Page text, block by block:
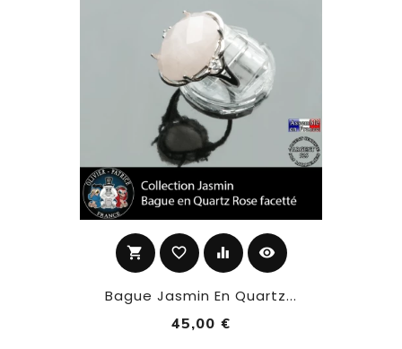
shopping_cart favorite_border equalizer visibility
Bague Jasmin En Quartz...
45,00 €